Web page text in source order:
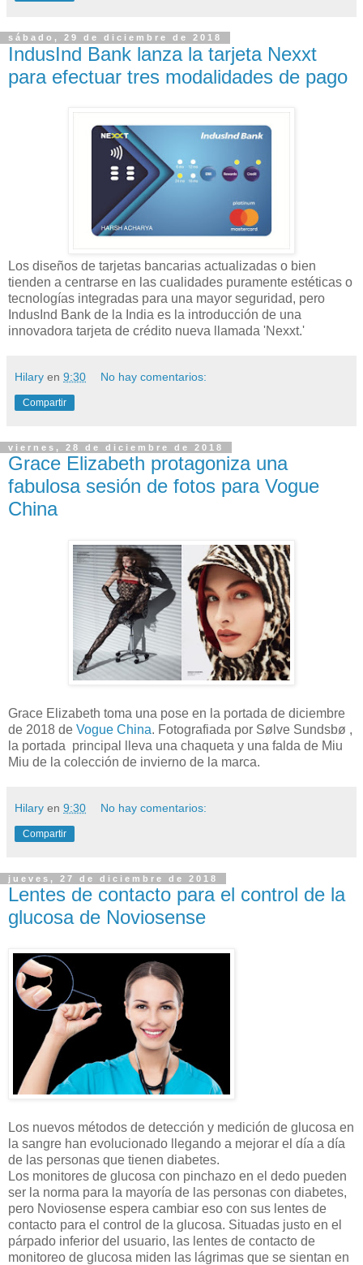
sábado, 29 de diciembre de 2018
IndusInd Bank lanza la tarjeta Nexxt
para efectuar tres modalidades de pago
Los diseños de tarjetas bancarias actualizadas o bien
tienden a centrarse en las cualidades puramente estéticas o
tecnologías integradas para una mayor seguridad, pero
IndusInd Bank de la India es la introducción de una
innovadora tarjeta de crédito nueva llamada 'Nexxt.'
Hilary en 9:30 No hay comentarios:
Compartir
viernes, 28 de diciembre de 2018
Grace Elizabeth protagoniza una
fabulosa sesión de fotos para Vogue
China
Grace Elizabeth toma una pose en la portada de diciembre
de 2018 de Vogue China. Fotografiada por Sølve Sundsbø ,
la portada principal lleva una chaqueta y una falda de Miu
Miu de la colección de invierno de la marca.
Hilary en 9:30 No hay comentarios:
Compartir
jueves, 27 de diciembre de 2018
Lentes de contacto para el control de la
glucosa de Noviosense
Los nuevos métodos de detección y medición de glucosa en
la sangre han evolucionado llegando a mejorar el día a día
de las personas que tienen diabetes.
Los monitores de glucosa con pinchazo en el dedo pueden
ser la norma para la mayoría de las personas con diabetes,
pero Noviosense espera cambiar eso con sus lentes de
contacto para el control de la glucosa. Situadas justo en el
párpado inferior del usuario, las lentes de contacto de
monitoreo de glucosa miden las lágrimas que se sientan en